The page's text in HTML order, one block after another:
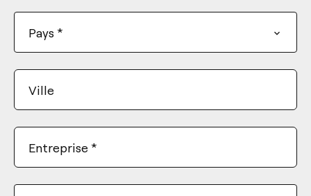
Pays *
Ville
Entreprise *